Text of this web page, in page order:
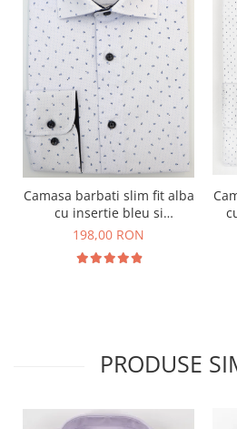
Camasa barbati slim fit alba
cu insertie bleu si
imprimeu albastru
198,00 RON
PRODUSE